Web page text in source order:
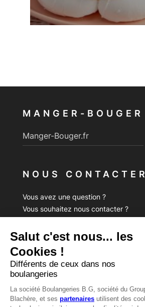
MANGER-BOUGER
Manger-Bouger.fr
NOUS CONTACTER
Vous avez une question ?
Vous souhaitez nous contacter ?
FAQ
Recrutement